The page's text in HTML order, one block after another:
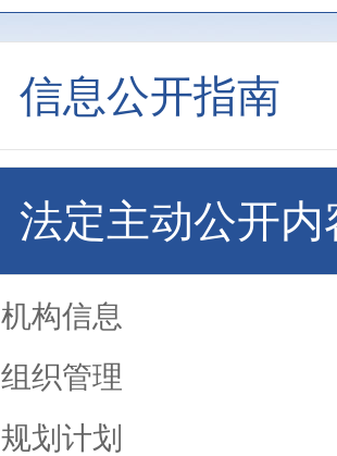
信息公开指南
法定主动公开内
机构信息
组织管理
规划计划